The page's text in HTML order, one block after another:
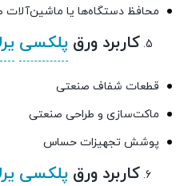
محافظ دستگاه‌ها یا ماشین‌آلات
کاربرد ورق پلکسی
قطعات شفاف صنعتی
ماکت‌سازی و طراحی صنعتی
پوشش تجهیزات حساس
کاربرد ورق پلکسی